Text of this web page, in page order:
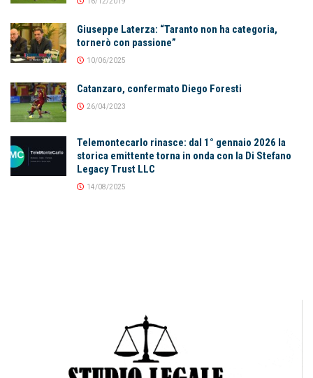
Giuseppe Laterza: “Taranto non ha categoria,
tornerò con passione”
10/06/2025
Catanzaro, confermato Diego Foresti
26/04/2023
Telemontecarlo rinasce: dal 1° gennaio 2026 la
storica emittente torna in onda con la Di Stefano
Legacy Trust LLC
14/08/2025